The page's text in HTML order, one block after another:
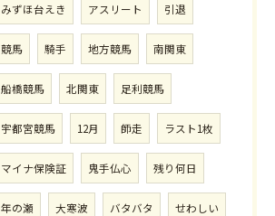
みずほ台えき アスリート 引退
競馬 騎手 地方競馬 南関東
船橋競馬 北関東 足利競馬
宇都宮競馬 12月 師走 ラスト1枚
マイナ保険証 鬼手仏心 残り何日
年の瀬 大寒波 バタバタ せわしい